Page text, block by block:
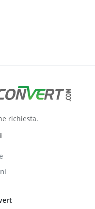
richiesta.